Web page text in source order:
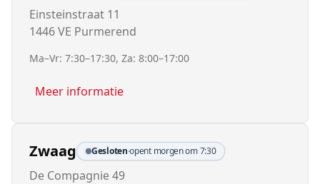
Einsteinstraat 11
1446 VE Purmerend
Ma–Vr: 7:30–17:30, Za: 8:00–17:00
Meer informatie
Zwaag Gesloten·opent morgen om 7:30
De Compagnie 49